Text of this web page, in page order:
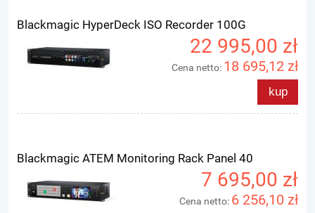
Blackmagic HyperDeck ISO Recorder 100G
22 995,00 zł
Cena netto: 18 695,12 zł
kup
Blackmagic ATEM Monitoring Rack Panel 40
7 695,00 zł
Cena netto: 6 256,10 zł